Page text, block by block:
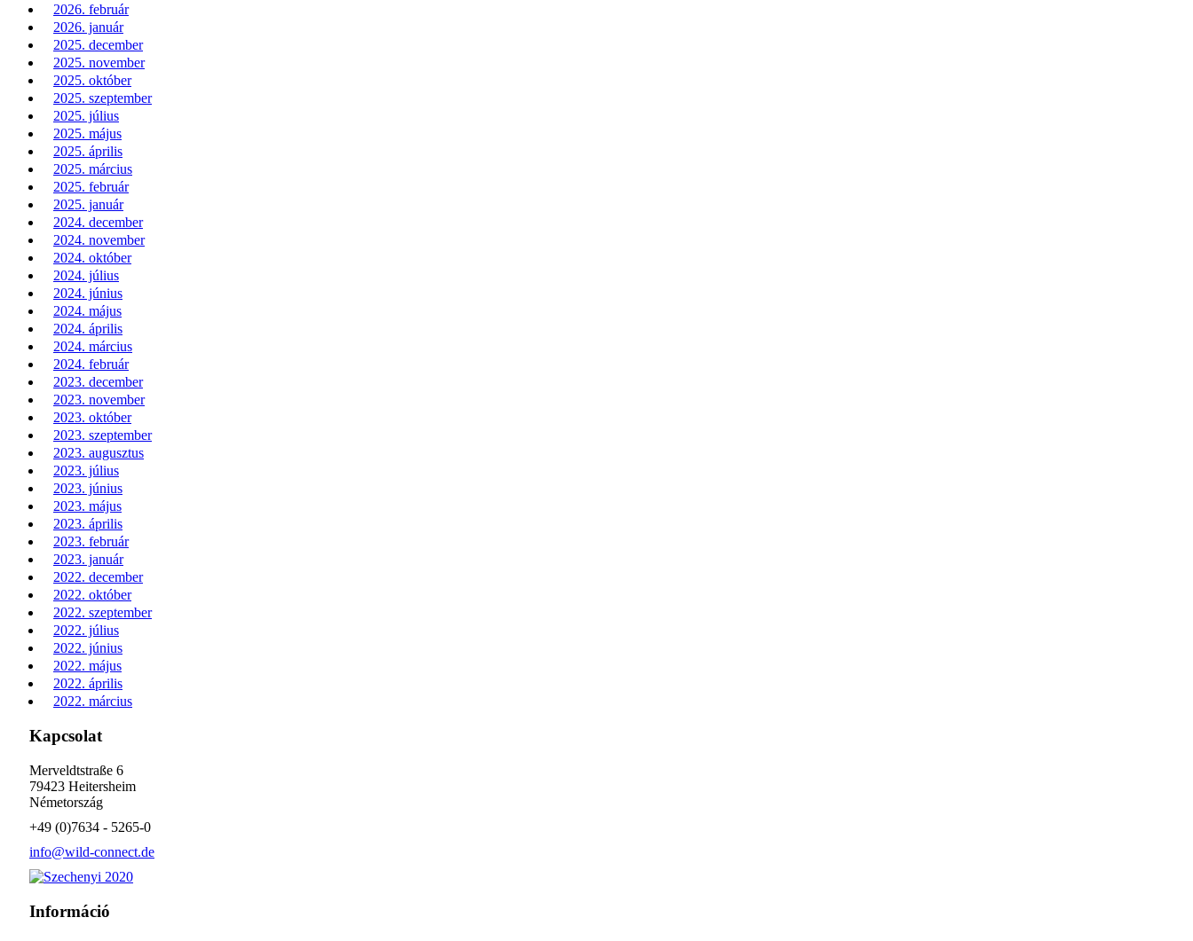
2026. február
2026. január
2025. december
2025. november
2025. október
2025. szeptember
2025. július
2025. május
2025. április
2025. március
2025. február
2025. január
2024. december
2024. november
2024. október
2024. július
2024. június
2024. május
2024. április
2024. március
2024. február
2023. december
2023. november
2023. október
2023. szeptember
2023. augusztus
2023. július
2023. június
2023. május
2023. április
2023. február
2023. január
2022. december
2022. október
2022. szeptember
2022. július
2022. június
2022. május
2022. április
2022. március
Kapcsolat
Merveldtstraße 6
79423 Heitersheim
Németország
+49 (0)7634 - 5265-0
info@wild-connect.de
Információ